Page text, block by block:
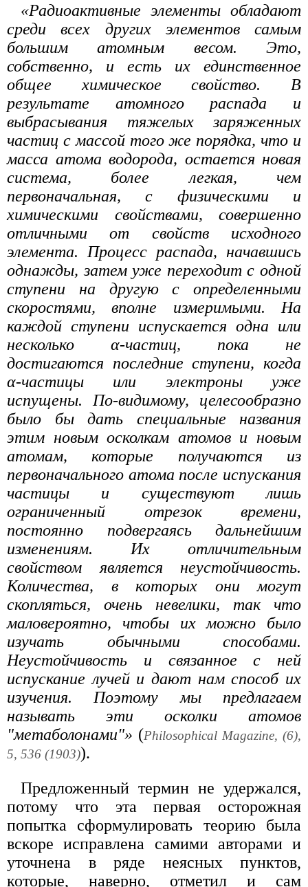
«Радиоактивные элементы обладают
среди всех других элементов самым
большим атомным весом. Это,
собственно, и есть их единственное
общее химическое свойство. В
результате атомного распада и
выбрасывания тяжелых заряженных
частиц с массой того же порядка, что и
масса атома водорода, остается новая
система, более легкая, чем
первоначальная, с физическими и
химическими свойствами, совершенно
отличными от свойств исходного
элемента. Процесс распада, начавшись
однажды, затем уже переходит с одной
ступени на другую с определенными
скоростями, вполне измеримыми. На
каждой ступени испускается одна или
несколько α-частиц, пока не
достигаются последние ступени, когда
α-частицы или электроны уже
испущены. По-видимому, целесообразно
было бы дать специальные названия
этим новым осколкам атомов и новым
атомам, которые получаются из
первоначального атома после испускания
частицы и существуют лишь
ограниченный отрезок времени,
постоянно подвергаясь дальнейшим
изменениям. Их отличительным
свойством является неустойчивость.
Количества, в которых они могут
скопляться, очень невелики, так что
маловероятно, чтобы их можно было
изучать обычными способами.
Неустойчивость и связанное с ней
испускание лучей и дают нам способ их
изучения. Поэтому мы предлагаем
называть эти осколки атомов
"метаболонами"» (Philosophical Magazine, (6),
5, 536 (1903)).
Предложенный термин не удержался,
потому что эта первая осторожная
попытка сформулировать теорию была
вскоре исправлена самими авторами и
уточнена в ряде неясных пунктов,
которые, наверно, отметил и сам